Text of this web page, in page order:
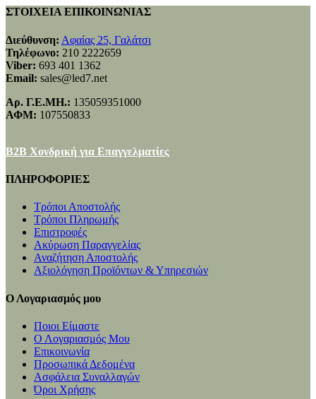
ΣΤΟΙΧΕΙΑ ΕΠΙΚΟΙΝΩΝΙΑΣ
Διεύθυνση: Αφαίας 25, Γαλάτσι
Τηλέφωνο: 210 2222659
Viber: 693 401 1362
Email: sales@led7.net
Αρ. Γ.Ε.ΜΗ.: 135059351000
ΑΦΜ: 107550833
B2B Χονδρική για Επαγγελματίες
ΠΛΗΡΟΦΟΡΙΕΣ
Τρόποι Αποστολής
Τρόποι Πληρωμής
Επιστροφές
Ακύρωση Παραγγελίας
Αναζήτηση Αποστολής
Αξιολόγηση Προϊόντων & Υπηρεσιών
Ο Λογαριασμός μου
Ποιοι Είμαστε
Ο Λογαριασμός Μου
Επικοινωνία
Προσωπικά Δεδομένα
Ασφάλεια Συναλλαγών
Όροι Χρήσης